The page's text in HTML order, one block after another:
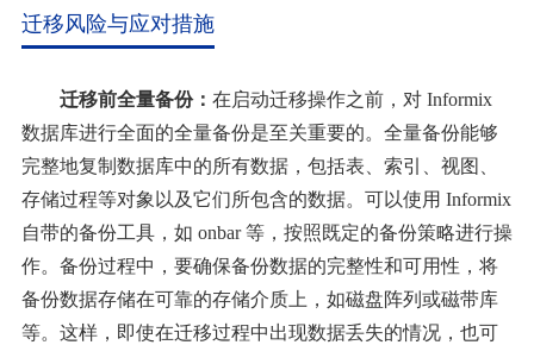
迁移风险与应对措施
迁移前全量备份： 在启动迁移操作之前，对 Informix
数据库进行全面的全量备份是至关重要的。全量备份能够
完整地复制数据库中的所有数据，包括表、索引、视图、
存储过程等对象以及它们所包含的数据。可以使用 Informix
自带的备份工具，如 onbar 等，按照既定的备份策略进行操
作。备份过程中，要确保备份数据的完整性和可用性，将
备份数据存储在可靠的存储介质上，如磁盘阵列或磁带库
等。这样，即使在迁移过程中出现数据丢失的情况，也可